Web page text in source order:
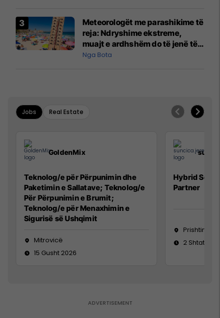
Meteorologët me parashikime të
reja: Ndryshime ekstreme,
muajt e ardhshëm do të jenë të
pazakontë
Nga Bota
Jobs Real Estate
GoldenMix
Teknolog/e për Përpunimin dhe
Paketimin e Sallatave; Teknolog/e
Për Përpunimin e Brumit;
Teknolog/e për Menaxhimin e
Sigurisë së Ushqimit
Mitrovicë
15 Gusht 2026
Hybrid
Partner
Prishtinë
2 Shtator